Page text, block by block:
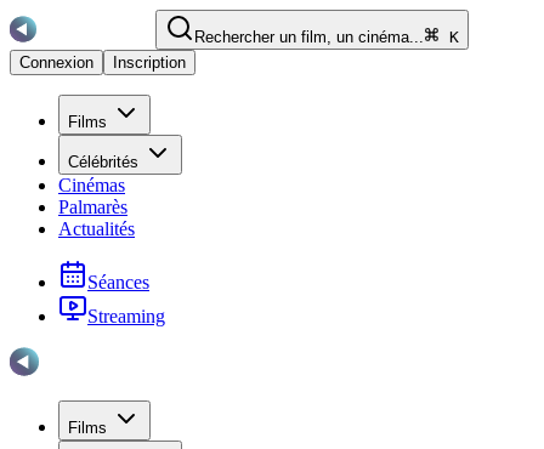
Rechercher un film, un cinéma...
K
Connexion
Inscription
Films
Célébrités
Cinémas
Palmarès
Actualités
Séances
Streaming
Films